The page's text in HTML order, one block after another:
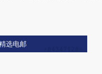
选电邮